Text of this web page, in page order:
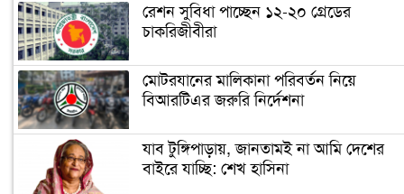
‘গ্রেফতার হতে পারেন ডোনাল্ড ট্রাম্প’
ইলেকট্রনিক পদ্ধতি ব্যবহার করা হয়েছে’
রেশন সুবিধা পাচ্ছেন ১২-২০ গ্রেডের
চাকরিজীবীরা
মোটরযানের মালিকানা পরিবর্তন নিয়ে
বিআরটিএর জরুরি নির্দেশনা
যাব টুঙ্গিপাড়ায়, জানতামই না আমি দেশের
বাইরে যাচ্ছি: শেখ হাসিনা